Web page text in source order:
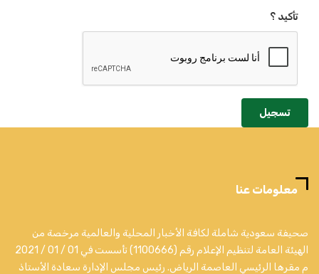
تأكيد ؟
تسجيل
معلومات عنا
صحيفة سعودية شاملة لكافة الأخبار المحلية والعالمية مرخصة من
الهيئة العامة لتنظيم الإعلام رقم (1100666) تأسست في 01 / 01 / 2021
م مقرها الرئيسي العاصمة الرياض. رئيس مجلس الإدارة سعادة الأستاذ